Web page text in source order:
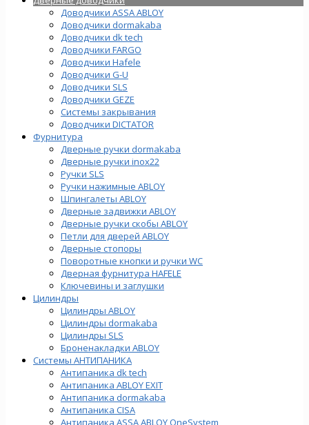
Доводчики ASSA ABLOY
Доводчики dormakaba
Доводчики dk tech
Доводчики FARGO
Доводчики Hafele
Доводчики G-U
Доводчики SLS
Доводчики GEZE
Cистемы закрывания
Доводчики DICTATOR
Фурнитура
Дверные ручки dormakaba
Дверные ручки inox22
Ручки SLS
Ручки нажимные ABLOY
Шпингалеты ABLOY
Дверные задвижки ABLOY
Дверные ручки скобы ABLOY
Петли для дверей ABLOY
Дверные стопоры
Поворотные кнопки и ручки WC
Дверная фурнитура HAFELE
Ключевины и заглушки
Цилиндры
Цилиндры ABLOY
Цилиндры dormakaba
Цилиндры SLS
Броненакладки ABLOY
Системы АНТИПАНИКА
Антипаника dk tech
Антипаника ABLOY EXIT
Антипаника dormakaba
Антипаника СISA
Антипаника ASSA ABLOY OneSystem